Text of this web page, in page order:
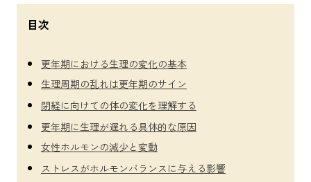
目次
更年期における生理の変化の基本
生理周期の乱れは更年期のサイン
閉経に向けての体の変化を理解する
更年期に生理が遅れる具体的な原因
女性ホルモンの減少と変動
ストレスがホルモンバランスに与える影響